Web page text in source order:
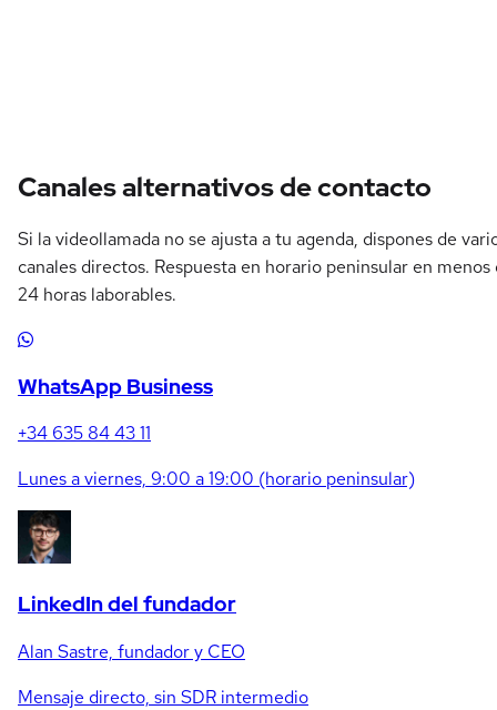
Canales alternativos de contacto
Si la videollamada no se ajusta a tu agenda, dispones de
canales directos. Respuesta en horario peninsular en menos
24 horas laborables.
WhatsApp Business
+34 635 84 43 11
Lunes a viernes, 9:00 a 19:00 (horario peninsular)
LinkedIn del fundador
Alan Sastre, fundador y CEO
Mensaje directo, sin SDR intermedio